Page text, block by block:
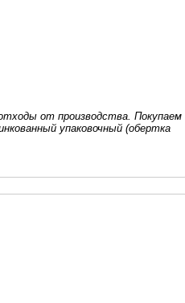
от производства. Покупаем
упаковочный (обертка